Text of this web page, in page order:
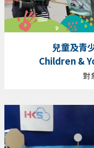
兒童及青
Children &
對